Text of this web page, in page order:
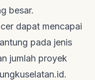
besar.
dapat mencapai
pada jenis
jumlah proyek
.